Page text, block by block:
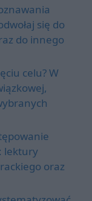
się do
do innego
celu? W
lektury
oraz